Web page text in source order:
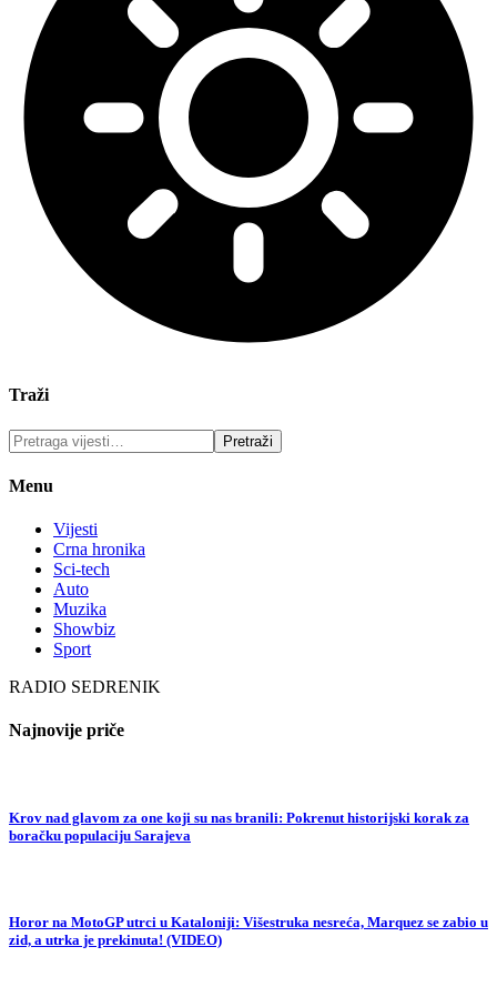
Traži
Menu
Vijesti
Crna hronika
Sci-tech
Auto
Muzika
Showbiz
Sport
RADIO SEDRENIK
Najnovije priče
Krov nad glavom za one koji su nas branili: Pokrenut historijski korak za
boračku populaciju Sarajeva
Horor na MotoGP utrci u Kataloniji: Višestruka nesreća, Marquez se zabio u
zid, a utrka je prekinuta! (VIDEO)